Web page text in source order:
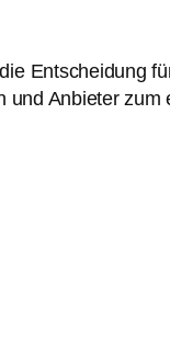
Entscheidung
und Anbieter zum